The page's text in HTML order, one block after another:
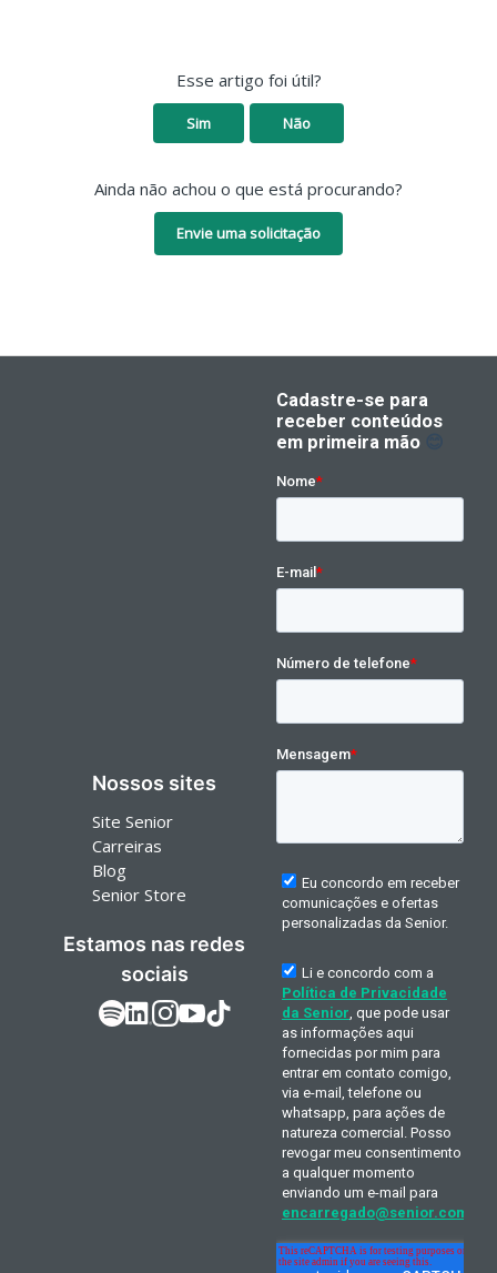
Esse artigo foi útil?
Sim Não
Ainda não achou o que está procurando?
Envie uma solicitação
Nossos sites
Site Senior
Carreiras
Blog
Senior Store
Estamos nas redes
sociais